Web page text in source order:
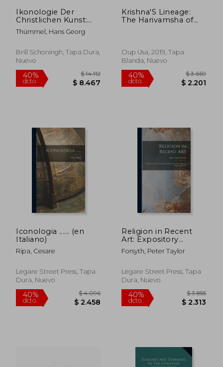
40%
dcto.
40%
dcto.
Ikonologie Der
Christlichen Kunst:
Band 3: Bildkunst Der
Neuzeit (en Alemán)
Thümmel, Hans Georg
Brill Schoningh, Tapa Dura,
Nuevo
Krishna'S Lineage:
The Harivamsha of
Oup Usa, 2019, Tapa
Blanda, Nuevo
Iconologia ...... (en
Italiano)
Ripa, Cesare
Legare Street Press, Tapa
Dura, Nuevo
Religion in Recent
Art: Expository
Lectures On Rossetti,
Burne Jones, Watts,
Wagner (en Inglés)
Forsyth, Peter Taylor
Legare Street Press, Tapa
Dura, Nuevo